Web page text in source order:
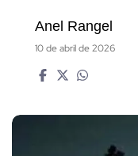
Anel Rangel
10 de abril de 2026